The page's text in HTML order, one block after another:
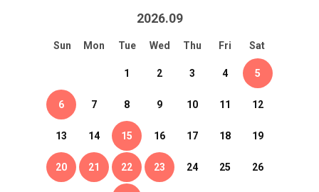
2026.09
Sun Mon Tue Wed Thu Fri Sat
1 2 3 4 5
6 7 8 9 10 11 12
13 14 15 16 17 18 19
20 21 22 23 24 25 26